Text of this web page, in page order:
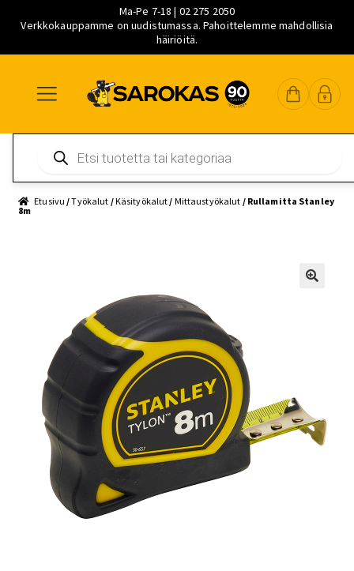
Ma-Pe 7-18 | 02 275 2050
Verkkokauppamme on uudistumassa. Pahoittelemme mahdollisia
häiriöitä.
navigointiin
sisältöön
pääsisältöön
search
Etusivu /Työkalut /Käsityökalut / Mittaustyökalut / Rullamitta Stanley
8m